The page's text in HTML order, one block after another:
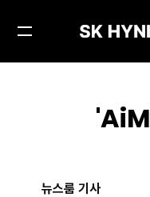
메
'AiM
뉴스룸 기사